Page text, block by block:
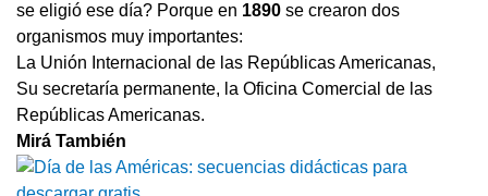
se eligió ese día? Porque en 1890 se crearon dos
organismos muy importantes:
La Unión Internacional de las Repúblicas Americanas,
Su secretaría permanente, la Oficina Comercial de las
Repúblicas Americanas.
Mirá También